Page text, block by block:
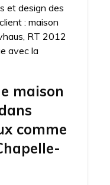
et design des
: maison
RT 2012
avec la
maison
comme